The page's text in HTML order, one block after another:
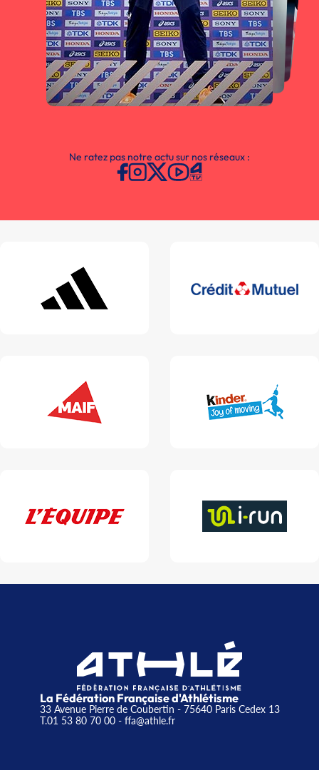
Ne ratez pas notre actu sur nos réseaux :
La Fédération Française d'Athlétisme
33 Avenue Pierre de Coubertin - 75640 Paris Cedex 13
T.01 53 80 70 00- ffa@athle.fr